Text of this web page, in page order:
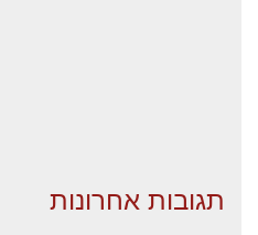
תגובות אחרונות